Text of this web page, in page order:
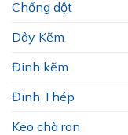
Chống dột
Dây Kẽm
Đinh kẽm
Đinh Thép
Keo chà ron